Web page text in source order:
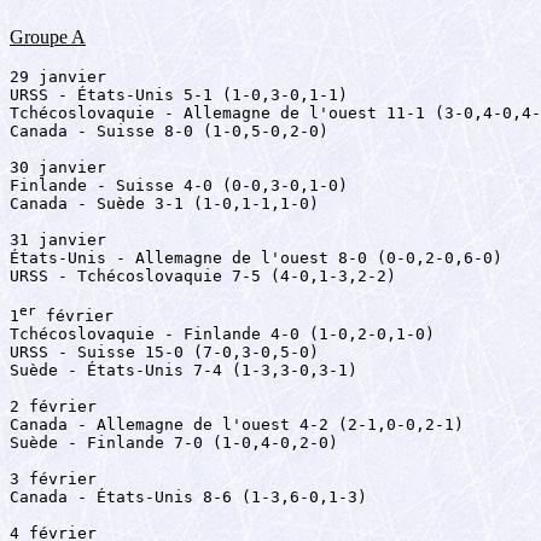
Groupe A
29 janvier
URSS - États-Unis 5-1 (1-0,3-0,1-1)
Tchécoslovaquie - Allemagne de l'ouest 11-1 (3-0,4-
Canada - Suisse 8-0 (1-0,5-0,2-0)
30 janvier
Finlande - Suisse 4-0 (0-0,3-0,1-0)
Canada - Suède 3-1 (1-0,1-1,1-0)
31 janvier
États-Unis - Allemagne de l'ouest 8-0 (0-0,2-0,6-0)
URSS - Tchécoslovaquie 7-5 (4-0,1-3,2-2)
1er février
Tchécoslovaquie - Finlande 4-0 (1-0,2-0,1-0)
URSS - Suisse 15-0 (7-0,3-0,5-0)
Suède - États-Unis 7-4 (1-3,3-0,3-1)
2 février
Canada - Allemagne de l'ouest 4-2 (2-1,0-0,2-1)
Suède - Finlande 7-0 (1-0,4-0,2-0)
3 février
Canada - États-Unis 8-6 (1-3,6-0,1-3)
4 février